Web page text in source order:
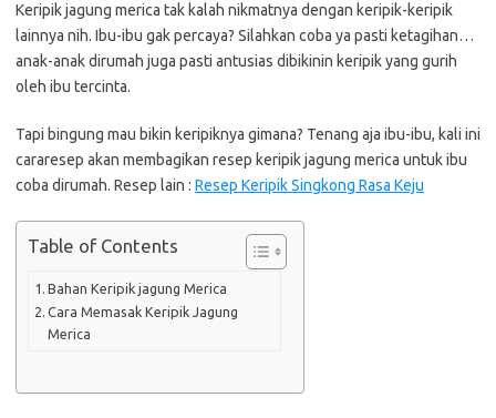
Keripik jagung merica tak kalah nikmatnya dengan keripik-keripik
lainnya nih. Ibu-ibu gak percaya? Silahkan coba ya pasti ketagihan…
anak-anak dirumah juga pasti antusias dibikinin keripik yang gurih
oleh ibu tercinta.
Tapi bingung mau bikin keripiknya gimana? Tenang aja ibu-ibu, kali ini
cararesep akan membagikan resep keripik jagung merica untuk ibu
coba dirumah. Resep lain : Resep Keripik Singkong Rasa Keju
Table of Contents
Bahan Keripik jagung Merica
Cara Memasak Keripik Jagung
Merica